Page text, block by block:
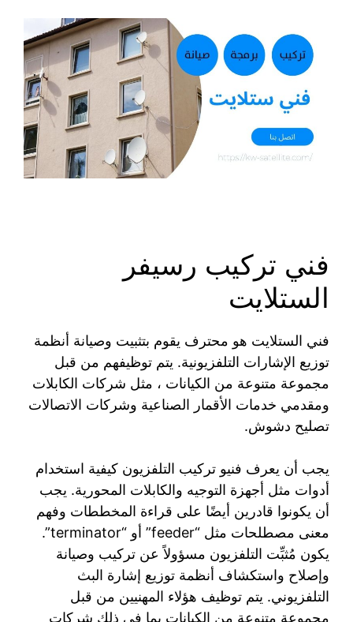
فني تركيب رسيفر
الستلايت
فني الستلايت هو محترف يقوم بتثبيت وصيانة أنظمة
توزيع الإشارات التلفزيونية. يتم توظيفهم من قبل
مجموعة متنوعة من الكيانات ، مثل شركات الكابلات
ومقدمي خدمات الأقمار الصناعية وشركات الاتصالات
تصليح دشوش.
يجب أن يعرف فنيو تركيب التلفزيون كيفية استخدام
أدوات مثل أجهزة التوجيه والكابلات المحورية. يجب
أن يكونوا قادرين أيضًا على قراءة المخططات وفهم
معنى مصطلحات مثل “feeder” أو “terminator”.
يكون مُثبِّت التلفزيون مسؤولاً عن تركيب وصيانة
وإصلاح واستكشاف أنظمة توزيع إشارة البث
التلفزيوني. يتم توظيف هؤلاء المهنيين من قبل
مجموعة متنوعة من الكيانات بما في ذلك شركات